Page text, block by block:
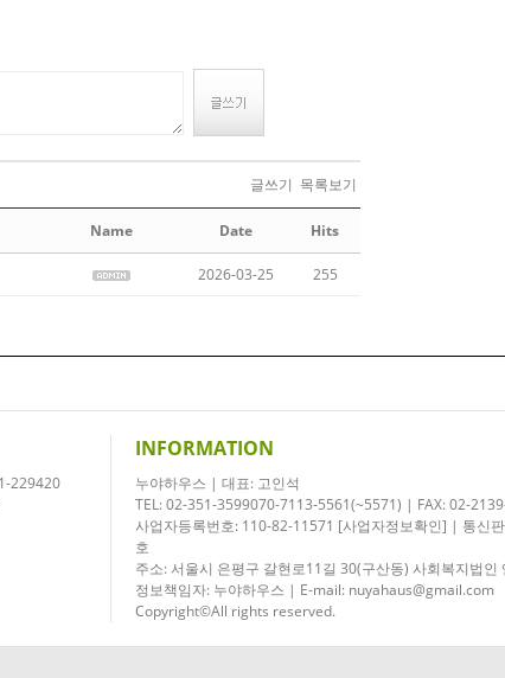
글쓰기 목록보기
Name Date Hits
2026-03-25 255
229420
INFORMATION
누야하우스 | 대표: 고인석
TEL: 02-351-3599070-7113-5561(~5571) | FAX: 02-
사업자등록번호: 110-82-11571 [사업자정보확인] | 통신
호
주소: 서울시 은평구 갈현로11길 30(구산동) 사회복지법인
정보책임자: 누야하우스 | E-mail: nuyahaus@gmail.com
Copyright©All rights reserved.